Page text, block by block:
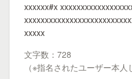
xxxxxx#x
xxxxx
文字数：728
（※指名されたユーザー本